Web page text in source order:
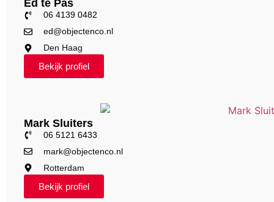
Ed te Pas
06 4139 0482
ed@objectenco.nl
Den Haag
Bekijk profiel
Mark Sluiters
06 5121 6433
mark@objectenco.nl
Rotterdam
Bekijk profiel